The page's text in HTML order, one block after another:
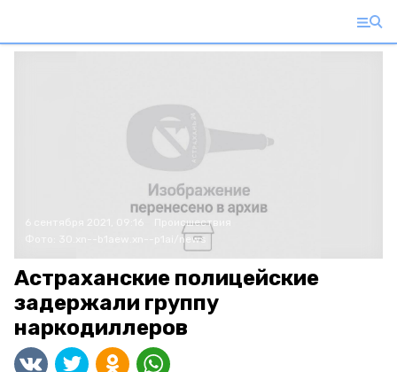
Происшествия
30.xn--b1aew.xn--p1ai/news
Астраханские полицейские
задержали группу
наркодиллеров